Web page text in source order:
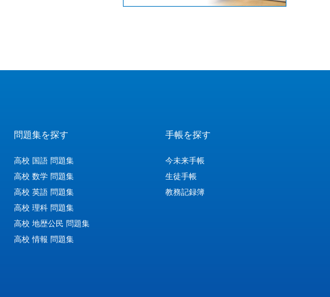
問題集を探す
高校 国語 問題集
高校 数学 問題集
高校 英語 問題集
高校 理科 問題集
高校 地歴公民 問題集
高校 情報 問題集
手帳を探す
今未来手帳
生徒手帳
教務記録簿